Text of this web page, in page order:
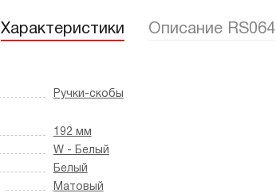
Характеристики Описание RS064
Ручки-скобы
192 мм
W - Белый
Белый
Матовый